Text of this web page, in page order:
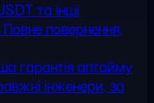
та інші
Повне повернення,
гарантія аптайму
інженери, за